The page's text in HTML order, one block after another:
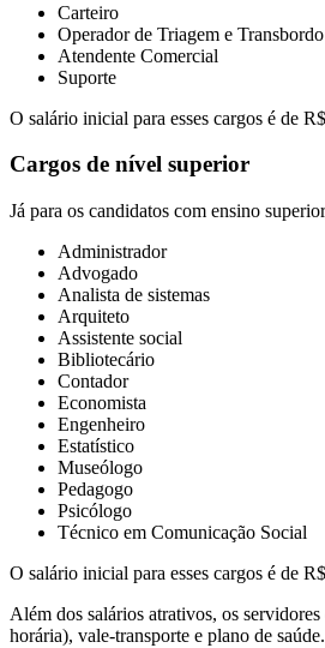
Carteiro
Operador de Triagem e Transbordo
Atendente Comercial
Suporte
O salário inicial para esses cargos é de
Cargos de nível superior
Já para os candidatos com ensino
Administrador
Advogado
Analista de sistemas
Arquiteto
Assistente social
Bibliotecário
Contador
Economista
Engenheiro
Estatístico
Museólogo
Pedagogo
Psicólogo
Técnico em Comunicação Social
O salário inicial para esses cargos é de
Além dos salários atrativos, os
horária), vale-transporte e plano de saúde.